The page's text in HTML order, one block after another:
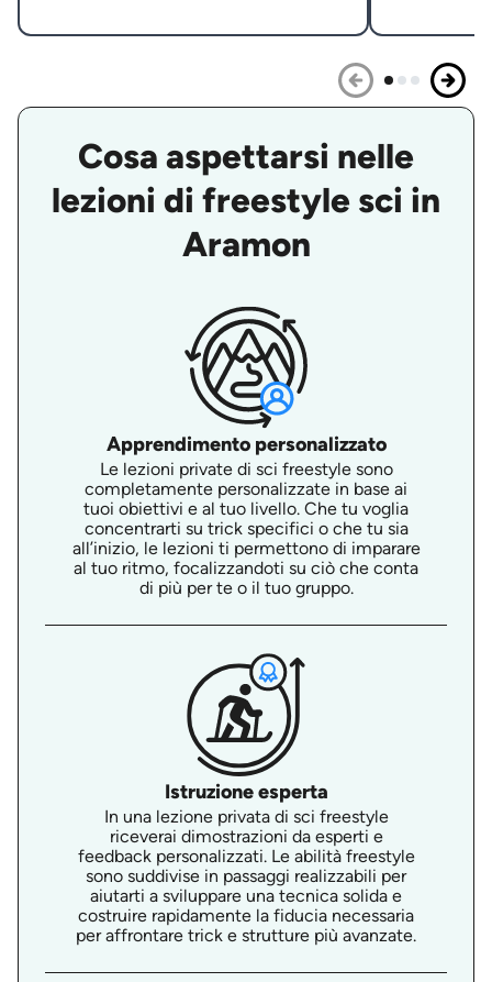
Cosa aspettarsi nelle
lezioni di freestyle sci in
Aramon
Apprendimento personalizzato
Le lezioni private di sci freestyle sono
completamente personalizzate in base ai
tuoi obiettivi e al tuo livello. Che tu voglia
concentrarti su trick specifici o che tu sia
all’inizio, le lezioni ti permettono di imparare
al tuo ritmo, focalizzandoti su ciò che conta
di più per te o il tuo gruppo.
Istruzione esperta
In una lezione privata di sci freestyle
riceverai dimostrazioni da esperti e
feedback personalizzati. Le abilità freestyle
sono suddivise in passaggi realizzabili per
aiutarti a sviluppare una tecnica solida e
costruire rapidamente la fiducia necessaria
per affrontare trick e strutture più avanzate.